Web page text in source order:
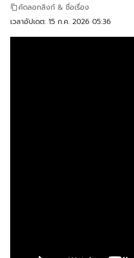
คัดลอกลิงก์ & ชื่อเรื่อง
เวลาอัปเดต: 15 ก.ค. 2026 05:36